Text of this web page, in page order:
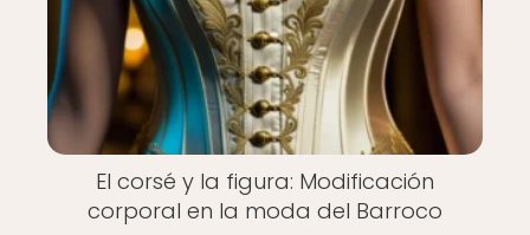
El corsé y la figura: Modificación
corporal en la moda del Barroco